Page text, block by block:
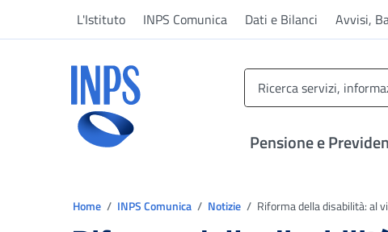
L'Istituto INPS Comunica Dati e Bilanci Avvisi,
Pensione e
Home INPS Comunica Notizie Riforma della disabilità: al